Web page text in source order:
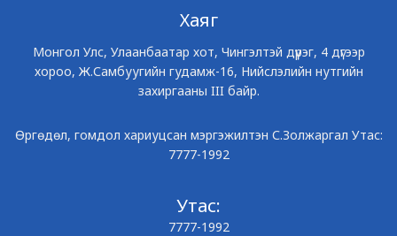
Хаяг
Монгол Улс, Улаанбаатар хот, Чингэлтэй дүүрэг, 4 дүгээр
хороо, Ж.Самбуугийн гудамж-16, Нийслэлийн нутгийн
захиргааны III байр.
Өргөдөл, гомдол хариуцсан мэргэжилтэн С.Золжаргал Утас:
7777-1992
Утас:
7777-1992